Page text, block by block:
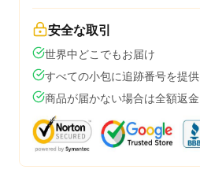
安全な取引
世界中どこでもお届け
すべての小包に追跡番号を提供
商品が届かない場合は全額返金